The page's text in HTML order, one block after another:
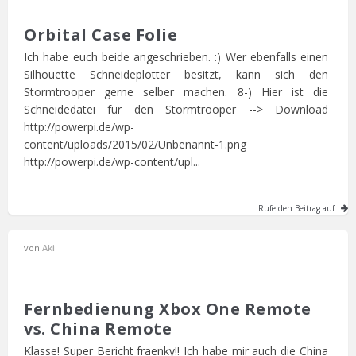
Orbital Case Folie
Ich habe euch beide angeschrieben. :) Wer ebenfalls einen
Silhouette Schneideplotter besitzt, kann sich den
Stormtrooper gerne selber machen. 8-) Hier ist die
Schneidedatei für den Stormtrooper --> Download
http://powerpi.de/wp-
content/uploads/2015/02/Unbenannt-1.png
http://powerpi.de/wp-content/upl...
Rufe den Beitrag auf
von Aki
Fernbedienung Xbox One Remote
vs. China Remote
Klasse! Super Bericht fraenky!! Ich habe mir auch die China